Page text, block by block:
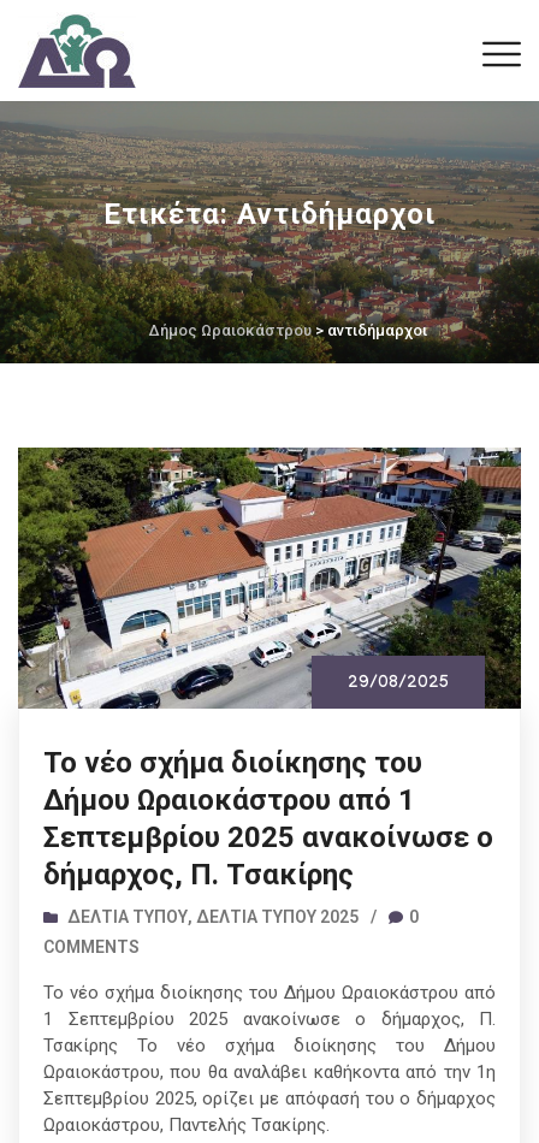
Ετικέτα:Αντιδήμαρχοι
Δήμος Ωραιοκάστρου> αντιδήμαρχοι
29/08/2025
Το νέο σχήμα διοίκησης του
Δήμου Ωραιοκάστρου από 1
Σεπτεμβρίου 2025 ανακοίνωσε ο
δήμαρχος, Π. Τσακίρης
ΔΕΛΤΊΑ ΤΎΠΟΥ, ΔΕΛΤΊΑ ΤΎΠΟΥ 2025 /
0
COMMENTS
Το νέο σχήμα διοίκησης του Δήμου Ωραιοκάστρου από
1 Σεπτεμβρίου 2025 ανακοίνωσε ο δήμαρχος, Π.
Τσακίρης Το νέο σχήμα διοίκησης του Δήμου
Ωραιοκάστρου, που θα αναλάβει καθήκοντα από την 1η
Σεπτεμβρίου 2025, ορίζει με απόφασή του ο δήμαρχος
Ωραιοκάστρου, Παντελής Τσακίρης.